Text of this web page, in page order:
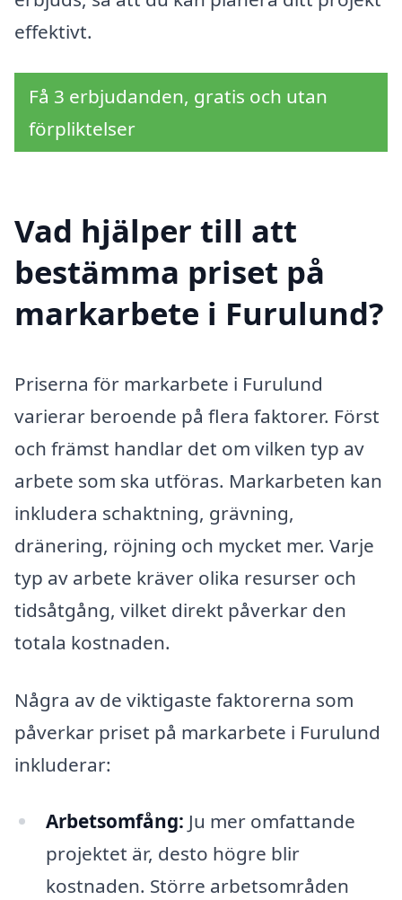
effektivt.
Få 3 erbjudanden, gratis och utan
förpliktelser
Vad hjälper till att
bestämma priset på
markarbete i Furulund?
Priserna för markarbete i Furulund
varierar beroende på flera faktorer. Först
och främst handlar det om vilken typ av
arbete som ska utföras. Markarbeten kan
inkludera schaktning, grävning,
dränering, röjning och mycket mer. Varje
typ av arbete kräver olika resurser och
tidsåtgång, vilket direkt påverkar den
totala kostnaden.
Några av de viktigaste faktorerna som
påverkar priset på markarbete i Furulund
inkluderar:
Arbetsomfång: Ju mer omfattande
projektet är, desto högre blir
kostnaden. Större arbetsområden